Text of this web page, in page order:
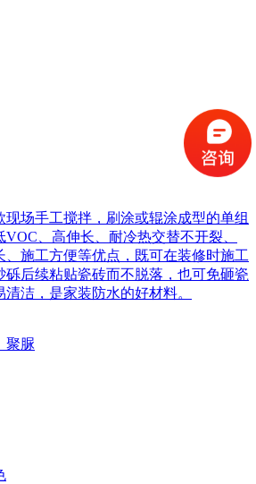
场手工搅拌，刷涂或辊涂成型的单组
、高伸长、耐冷热交替不开裂、
、施工方便等优点，既可在装修时施工
砾后续粘贴瓷砖而不脱落，也可免砸瓷
洁，是家装防水的好材料。